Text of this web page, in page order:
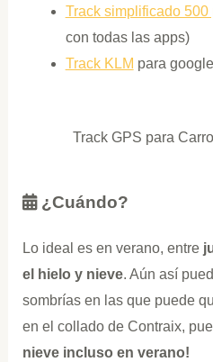
Track simplificado 500
con todas las apps)
Track KLM para
Track GPS para
¿Cuándo?
Lo ideal es en verano, entre
el hielo y nieve. Aún así
sombrías en las que puede
en el collado de Contraix,
nieve incluso en verano!